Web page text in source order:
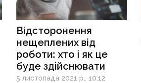
Відсторонення
нещеплених від
роботи: хто і як це
буде здійснювати
5 листопада 2021 р., 10:12